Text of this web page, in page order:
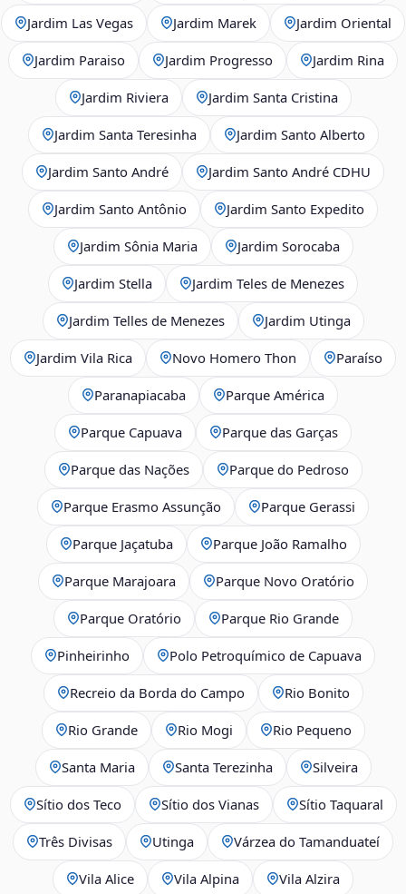
Jardim Las Vegas Jardim Marek Jardim Oriental
Jardim Paraiso Jardim Progresso Jardim Rina
Jardim Riviera Jardim Santa Cristina
Jardim Santa Teresinha Jardim Santo Alberto
Jardim Santo André Jardim Santo André CDHU
Jardim Santo Antônio Jardim Santo Expedito
Jardim Sônia Maria Jardim Sorocaba
Jardim Stella Jardim Teles de Menezes
Jardim Telles de Menezes Jardim Utinga
Jardim Vila Rica Novo Homero Thon Paraíso
Paranapiacaba Parque América
Parque Capuava Parque das Garças
Parque das Nações Parque do Pedroso
Parque Erasmo Assunção Parque Gerassi
Parque Jaçatuba Parque João Ramalho
Parque Marajoara Parque Novo Oratório
Parque Oratório Parque Rio Grande
Pinheirinho Polo Petroquímico de Capuava
Recreio da Borda do Campo Rio Bonito
Rio Grande Rio Mogi Rio Pequeno
Santa Maria Santa Terezinha Silveira
Sítio dos Teco Sítio dos Vianas Sítio Taquaral
Três Divisas Utinga Várzea do Tamanduateí
Vila Alice Vila Alpina Vila Alzira